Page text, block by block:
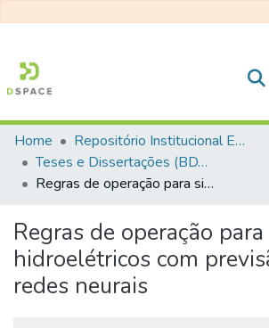
Communities & Collections
All of DSpace
Statistics
Home
Repositório Institucional EESC
Teses e Dissertações (BDTD USP)
Regras de operação para sistemas hidroelétricos com previsão por redes neurais
Regras de operação
hidroelétricos com
redes neurais